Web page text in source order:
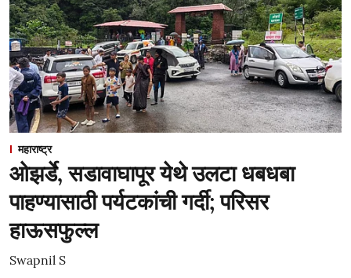
महाराष्ट्र
ओझर्डे, सडावाघापूर येथे उलटा धबधबा
पाहण्यासाठी पर्यटकांची गर्दी; परिसर
हाऊसफुल्ल
Swapnil S